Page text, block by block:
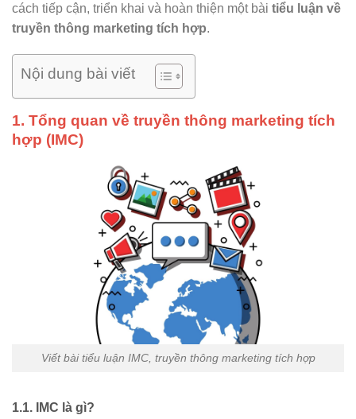
cách tiếp cận, triển khai và hoàn thiện một bài tiểu luận về
truyền thông marketing tích hợp.
Nội dung bài viết
1. Tổng quan về truyền thông marketing tích
hợp (IMC)
Viết bài tiểu luận IMC, truyền thông marketing tích hợp
1.1. IMC là gì?